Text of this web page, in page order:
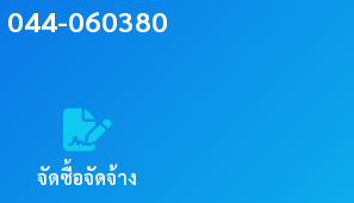
044-060380
จัดซื้อจัดจ้าง